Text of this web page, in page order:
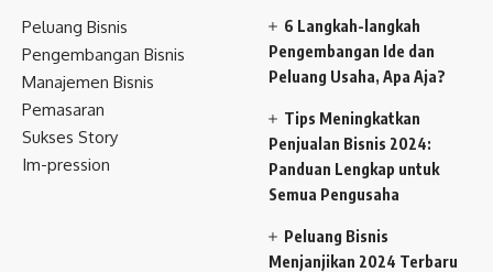
Peluang Bisnis
Pengembangan Bisnis
Manajemen Bisnis
Pemasaran
Sukses Story
Im-pression
6 Langkah-langkah
Pengembangan Ide dan
Peluang Usaha, Apa Aja?
Tips Meningkatkan
Penjualan Bisnis 2024:
Panduan Lengkap untuk
Semua Pengusaha
Peluang Bisnis
Menjanjikan 2024 Terbaru